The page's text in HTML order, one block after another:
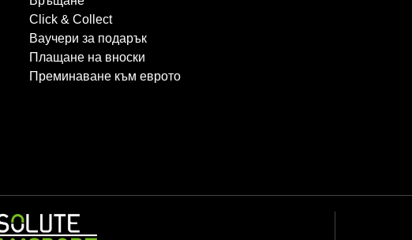
Click & Collect
Ваучери за подарък
Плащане на вноски
Преминаване към еврото